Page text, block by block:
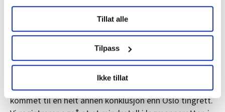
Undermer infokan du lese om hvordan dine personlige
data behandles og hvordan du kan velge hvordan de skal
brukes. Du kan hele tiden endre eller trekke tilbake ditt
samtykke fra erklæringen om informasjonskapsler.
LO Medias publikasjoner frifagbevegelse.no, hk-nytt.no
og fontene.no bruker informasjonskapsler (cookies) for å
lære hvordan våre nettsider blir brukt slik at vi tilby
relevant innhold, tilpassede annonser og utarbeide
Tillat alle
Tilpass
Ikke tillat
Avviker vesentlig
Stendi sendte ut en pressemelding like etter at
dommen ble kjent. Selskapet opplyser at de ikke
ønsker å kommentere saken ytterligere på nåværende
tidspunkt, ut over følgende:
«Vi tar til etterretning at Borgarting lagmannsrett er
kommet til en helt annen konklusjon enn Oslo tingrett.